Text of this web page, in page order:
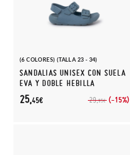
(6 COLORES) (TALLA 23 - 34)
SANDALIAS UNISEX CON SUELA
EVA Y DOBLE HEBILLA
29,95€ (-15%)
25,45€